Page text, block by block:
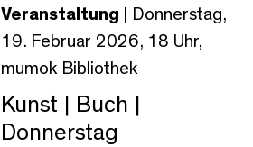
Veranstaltung | Donnerstag,
19. Februar 2026, 18 Uhr,
mumok Bibliothek
Kunst | Buch |
Donnerstag